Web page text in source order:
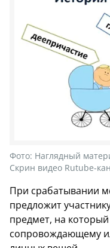
Фото: Наглядный
Скрин видео Rutube-
При срабатывании
предложит
предмет, на
сопровождающему